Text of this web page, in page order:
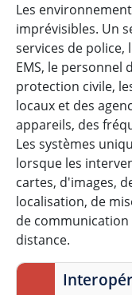
Les
imprévisibles. Un
services de police,
EMS, le personnel
protection civile,
locaux et des
appareils, des
Les systèmes
lorsque les
cartes, d'images,
localisation, de
de
distance.